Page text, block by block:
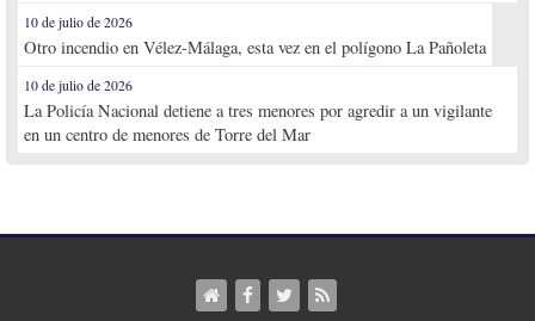
10 de julio de 2026
Otro incendio en Vélez-Málaga, esta vez en el polígono La Pañoleta
10 de julio de 2026
La Policía Nacional detiene a tres menores por agredir a un vigilante
en un centro de menores de Torre del Mar